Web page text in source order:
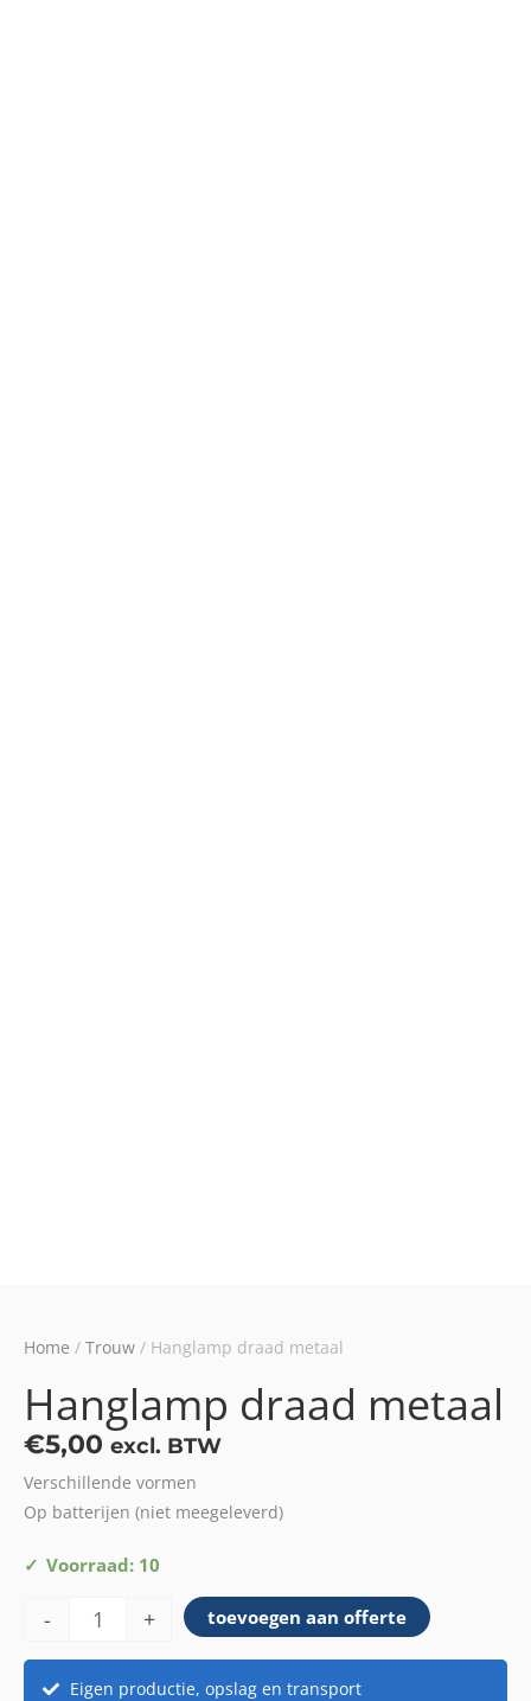
Home / Trouw / Hanglamp draad metaal
Hanglamp draad metaal
€5,00 excl. BTW
Verschillende vormen
Op batterijen (niet meegeleverd)
Voorraad: 10
-
Hanglamp
metaal
+ toevoegen aan offerte
Eigen productie, opslag en transport